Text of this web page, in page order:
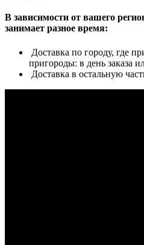
В зависимости от вашего
занимает разное время:
Доставка по городу, где
пригороды: в день заказа
Доставка в остальную